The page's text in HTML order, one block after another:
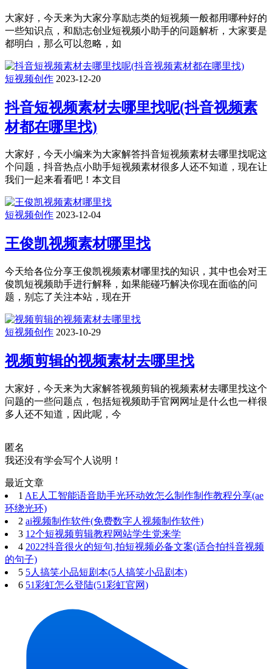
大家好，今天来为大家分享励志类的短视频一般都用哪种好的
一些知识点，和励志创业短视频小助手的问题解析，大家要是
都明白，那么可以忽略，如
短视频创作 2023-12-20
抖音短视频素材去哪里找呢(抖音视频素
材都在哪里找)
大家好，今天小编来为大家解答抖音短视频素材去哪里找呢这
个问题，抖音热点小助手短视频素材很多人还不知道，现在让
我们一起来看看吧！本文目
短视频创作 2023-12-04
王俊凯视频素材哪里找
今天给各位分享王俊凯视频素材哪里找的知识，其中也会对王
俊凯短视频助手进行解释，如果能碰巧解决你现在面临的问
题，别忘了关注本站，现在开
短视频创作 2023-10-29
视频剪辑的视频素材去哪里找
大家好，今天来为大家解答视频剪辑的视频素材去哪里找这个
问题的一些问题点，包括短视频助手官网网址是什么也一样很
多人还不知道，因此呢，今
匿名
我还没有学会写个人说明！
最近文章
1 AE人工智能语音助手光环动效怎么制作制作教程分享(ae
环绕光环)
2 ai视频制作软件(免费数字人视频制作软件)
3 12个短视频剪辑教程网站学生党来学
4 2022抖音很火的短句,拍短视频必备文案(适合拍抖音视频
的句子)
5 5人搞笑小品短剧本(5人搞笑小品剧本)
6 51彩虹怎么登陆(51彩虹官网)